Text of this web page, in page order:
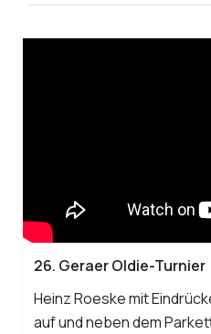
26. Geraer Oldie-Turnier
Heinz Roeske mit
auf und neben dem